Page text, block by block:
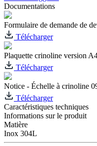
Documentations
Formulaire de demande de
Télécharger
Plaquette crinoline version
Télécharger
Notice - Échelle à crinoline
Télécharger
Caractéristiques techniques
Informations sur le produit
Matière
Inox 304L